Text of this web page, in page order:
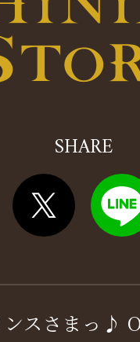
SHARE
ンスさまっ♪